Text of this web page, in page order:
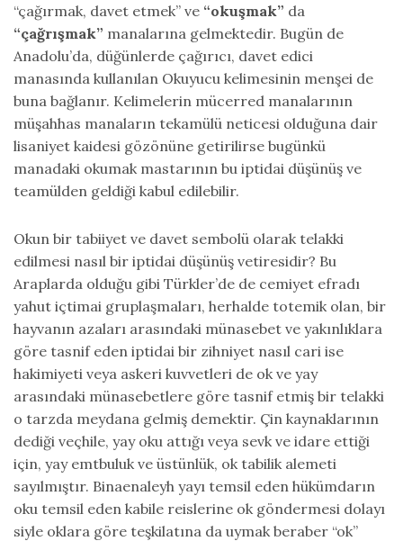
“çağırmak, davet etmek” ve “okuşmak” da
“çağrışmak” manalarına gelmektedir. Bugün de
Anadolu’da, düğünlerde çağırıcı, davet edici
manasında kullanılan Okuyucu kelimesinin menşei de
buna bağlanır. Kelimelerin mücerred manalarının
müşahhas manaların tekamülü neticesi olduğuna dair
lisaniyet kaidesi gözönüne getirilirse bugünkü
manadaki okumak mastarının bu iptidai düşünüş ve
teamülden geldiği kabul edilebilir.
Okun bir tabiiyet ve davet sembolü olarak telakki
edilmesi nasıl bir iptidai düşünüş vetiresidir? Bu
Araplarda olduğu gibi Türkler’de de cemiyet efradı
yahut içtimai gruplaşmaları, herhalde totemik olan, bir
hayvanın azaları arasındaki münasebet ve yakınlıklara
göre tasnif eden iptidai bir zihniyet nasıl cari ise
hakimiyeti veya askeri kuvvetleri de ok ve yay
arasındaki münasebetlere göre tasnif etmiş bir telakki
o tarzda meydana gelmiş demektir. Çin kaynaklarının
dediği veçhile, yay oku attığı veya sevk ve idare ettiği
için, yay emtbuluk ve üstünlük, ok tabilik alemeti
sayılmıştır. Binaenaleyh yayı temsil eden hükümdarın
oku temsil eden kabile reislerine ok göndermesi dolayı
siyle oklara göre teşkilatına da uymak beraber “ok”